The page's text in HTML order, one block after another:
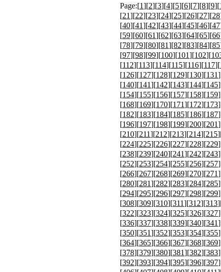
Page:[1][2][3][4][5][6][7][8][9][
[21][22][23][24][25][26][27][28
[40][41][42][43][44][45][46][47
[59][60][61][62][63][64][65][66
[78][79][80][81][82][83][84][85
[97][98][99][100][101][102][
[112][113][114][115][116][117][
[126][127][128][129][130][131
[140][141][142][143][144][145
[154][155][156][157][158][159
[168][169][170][171][172][173
[182][183][184][185][186][187
[196][197][198][199][200][201
[210][211][212][213][214][215
[224][225][226][227][228][229
[238][239][240][241][242][243
[252][253][254][255][256][257
[266][267][268][269][270][271
[280][281][282][283][284][285
[294][295][296][297][298][299
[308][309][310][311][312][313
[322][323][324][325][326][327
[336][337][338][339][340][341
[350][351][352][353][354][355
[364][365][366][367][368][369
[378][379][380][381][382][383
[392][393][394][395][396][397